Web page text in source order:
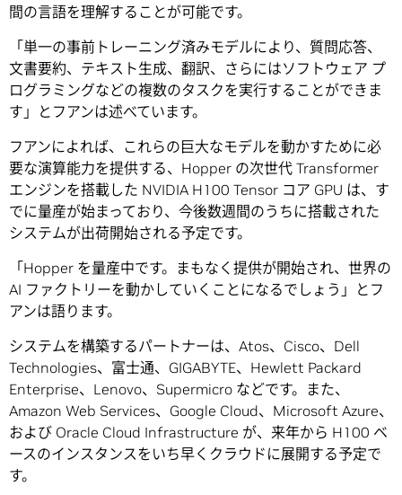
間の言語を理解することが可能です。
「単一の事前トレーニング済みモデルにより、質問応答、
文書要約、テキスト生成、翻訳、さらにはソフトウェア プ
ログラミングなどの複数のタスクを実行することができま
す」とフアンは述べています。
フアンによれば、これらの巨大なモデルを動かすために必
要な演算能力を提供する、Hopper の次世代 Transformer
エンジンを搭載した NVIDIA H100 Tensor コア GPU は、す
でに量産が始まっており、今後数週間のうちに搭載された
システムが出荷開始される予定です。
「Hopper を量産中です。まもなく提供が開始され、世界の
AI ファクトリーを動かしていくことになるでしょう」とフ
アンは語ります。
システムを構築するパートナーは、Atos、Cisco、Dell
Technologies、富士通、GIGABYTE、Hewlett Packard
Enterprise、Lenovo、Supermicro などです。また、
Amazon Web Services、Google Cloud、Microsoft Azure、
および Oracle Cloud Infrastructure が、来年から H100 ベ
ースのインスタンスをいち早くクラウドに展開する予定で
す。